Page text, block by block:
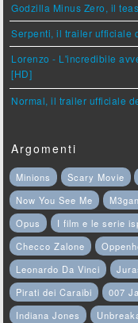
Godzilla Minus Zero, il
Serpenti, il trailer ufficiale
Lorenzo - L'incredibile
[HD]
Normal, il trailer ufficiale
Argomenti
Minions Scary Movie
Now You See Me
M3gan
Opus
I film e le serie
Checco Zalone
Leonardo Da Vinci
Pirati dei Caraibi
007
Indiana Jones